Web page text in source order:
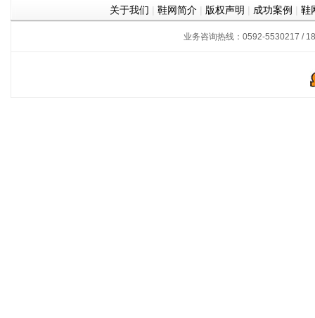
关于我们 | 鞋网简介 | 版权声明 | 成功案例 | 鞋
业务咨询热线：0592-5530217 /